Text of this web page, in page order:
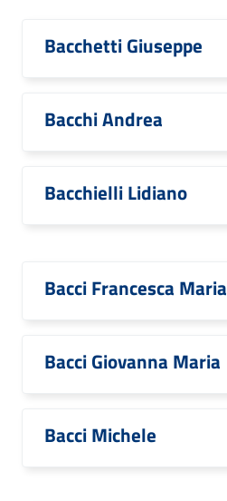
Bacchetti Giuseppe
Bacchi Andrea
Bacchielli Lidiano
Bacci Francesca Maria
Bacci Giovanna Maria
Bacci Michele